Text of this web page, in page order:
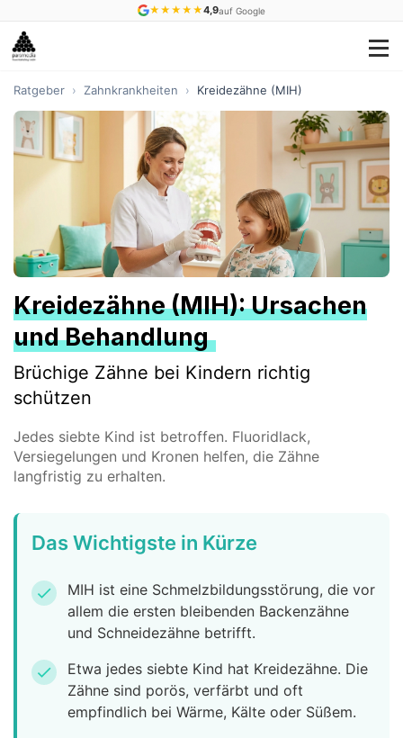
★ ★ ★ ★ ★4,9auf Google
Ratgeber › Zahnkrankheiten › Kreidezähne (MIH)
Kreidezähne (MIH): Ursachen
und Behandlung
Brüchige Zähne bei Kindern richtig
schützen
Jedes siebte Kind ist betroffen. Fluoridlack,
Versiegelungen und Kronen helfen, die Zähne
langfristig zu erhalten.
Das Wichtigste in Kürze
check
MIH ist eine Schmelzbildungsstörung, die vor
allem die ersten bleibenden Backenzähne
und Schneidezähne betrifft.
check
Etwa jedes siebte Kind hat Kreidezähne. Die
Zähne sind porös, verfärbt und oft
empfindlich bei Wärme, Kälte oder Süßem.